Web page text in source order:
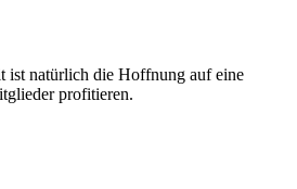
ist natürlich die Hoffnung auf eine
profitieren.